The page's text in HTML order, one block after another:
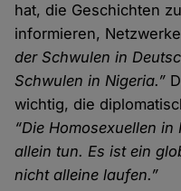
hat, die Geschichten
informieren,
der Schwulen in
Schwulen in Nigeria.”
wichtig, die
“Die Homosexuellen
allein tun. Es ist ein
nicht alleine laufen.”